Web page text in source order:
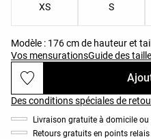
XS S
Modèle : 176 cm de hauteur et
Vos mensurationsGuide des
Des conditions spéciales de
Livraison gratuite à domicile
Retours gratuits en points relais